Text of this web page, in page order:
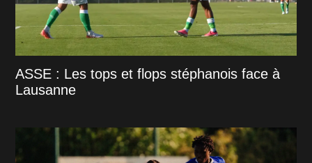
ASSE : Les tops et flops stéphanois face à
Lausanne